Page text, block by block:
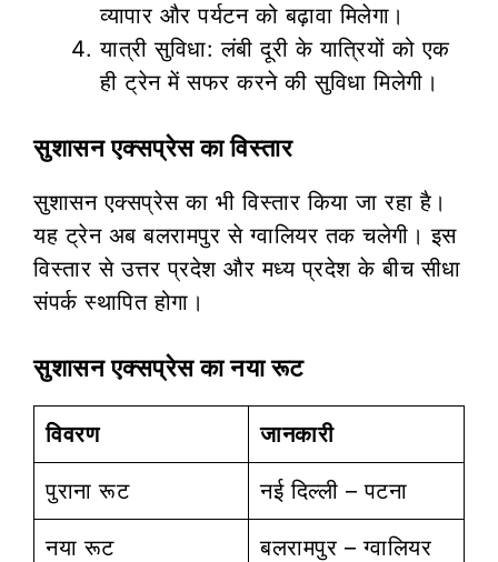
व्यापार और पर्यटन को बढ़ावा मिलेगा।
यात्री सुविधा: लंबी दूरी के यात्रियों को एक
ही ट्रेन में सफर करने की सुविधा मिलेगी।
सुशासन एक्सप्रेस का विस्तार
सुशासन एक्सप्रेस का भी विस्तार किया जा रहा है।
यह ट्रेन अब बलरामपुर से ग्वालियर तक चलेगी। इस
विस्तार से उत्तर प्रदेश और मध्य प्रदेश के बीच सीधा
संपर्क स्थापित होगा।
सुशासन एक्सप्रेस का नया रूट
विवरण जानकारी
पुराना रूट नई दिल्ली – पटना
नया रूट बलरामपुर – ग्वालियर